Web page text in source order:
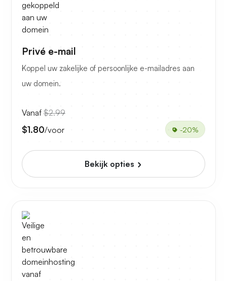
Privé e-mail
Koppel uw zakelijke of persoonlijke e-mailadres aan
uw domein.
Vanaf $2.99
$1.80/voor -20%
Bekijk opties